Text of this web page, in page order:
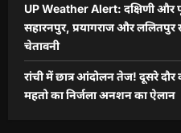
UP Weather Alert: दक्षिणी और
सहारनपुर, प्रयागराज और
चेतावनी
रांची में छात्र आंदोलन तेज! दूसरे दौर
महतो का निर्जला अनशन का ऐलान